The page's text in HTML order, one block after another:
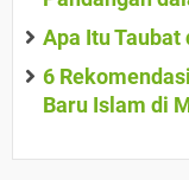
Apa Itu
6
Baru Islam di